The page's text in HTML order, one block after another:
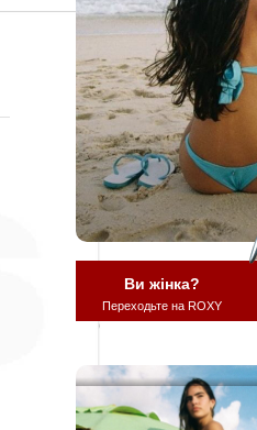
Ви жінка?
Переходьте на ROXY